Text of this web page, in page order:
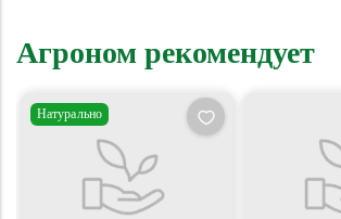
Агроном рекомендует
Натурально